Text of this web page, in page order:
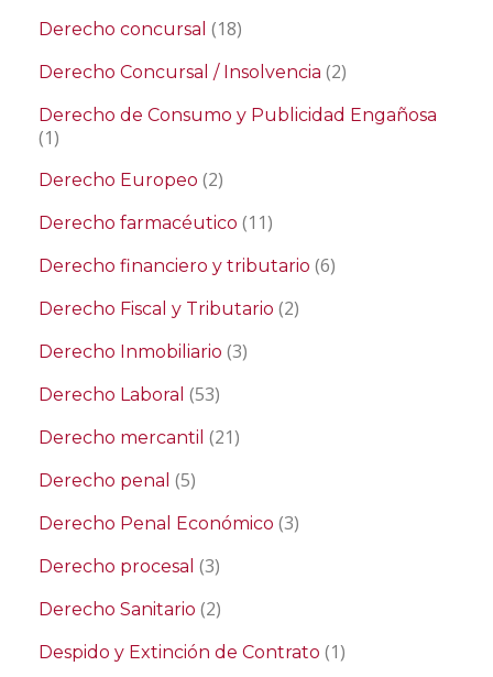
Derecho concursal (18)
Derecho Concursal / Insolvencia (2)
Derecho de Consumo y Publicidad Engañosa
(1)
Derecho Europeo (2)
Derecho farmacéutico (11)
Derecho financiero y tributario (6)
Derecho Fiscal y Tributario (2)
Derecho Inmobiliario (3)
Derecho Laboral (53)
Derecho mercantil (21)
Derecho penal (5)
Derecho Penal Económico (3)
Derecho procesal (3)
Derecho Sanitario (2)
Despido y Extinción de Contrato (1)